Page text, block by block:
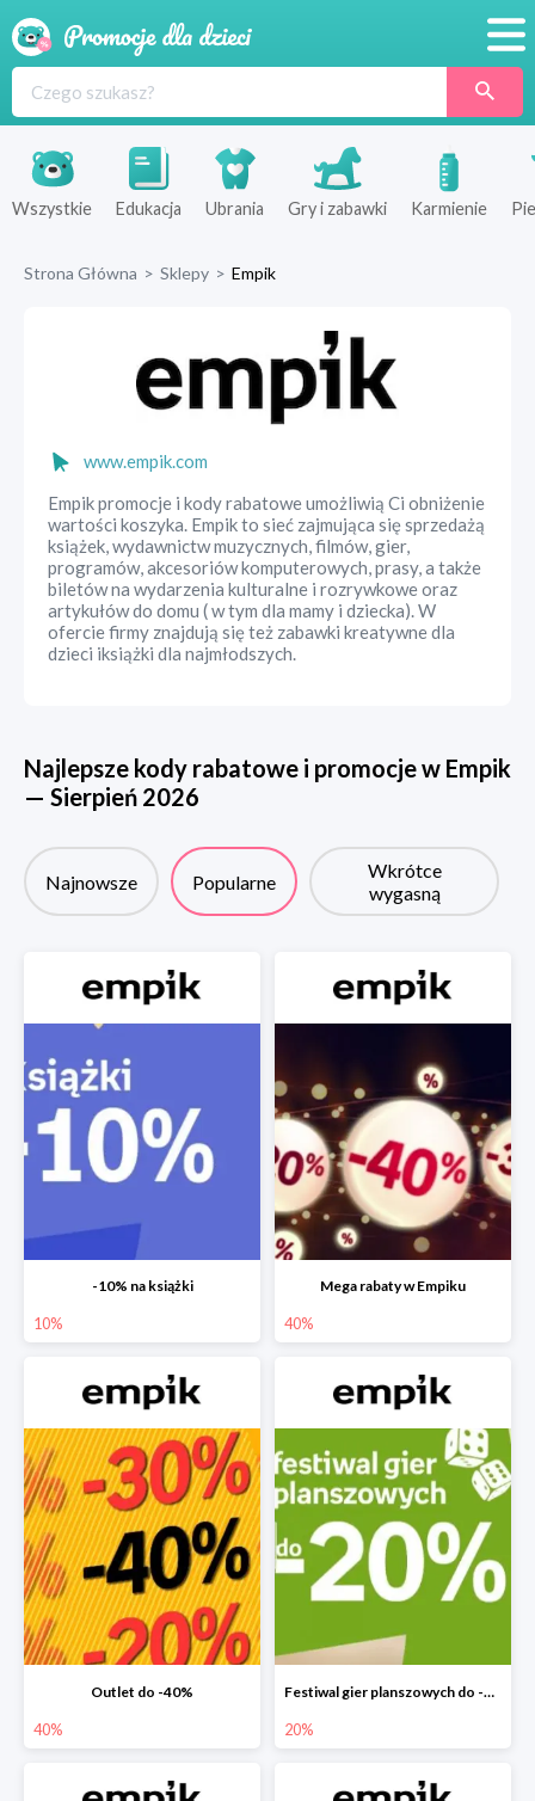
Produkty
Sklepy
Wszystkie Edukacja Ubrania Gry i zabawki Karmienie
Strona Główna > Sklepy > Empik
www.empik.com
Empik promocje i kody rabatowe umożliwią Ci obniżenie
wartości koszyka. Empik to sieć zajmująca się sprzedażą
książek, wydawnictw muzycznych, filmów, gier,
programów, akcesoriów komputerowych, prasy, a także
biletów na wydarzenia kulturalne i rozrywkowe oraz
artykułów do domu ( w tym dla mamy i dziecka). W
ofercie firmy znajdują się też zabawki kreatywne dla
dzieci iksiążki dla najmłodszych.
Najlepsze kody rabatowe i promocje w Empik
— Sierpień 2026
Najnowsze Popularne
Wkrótce
wygasną
-10% na książki
10%
Mega rabaty w Empiku
40%
Outlet do -40%
40%
Festiwal gier planszowych do -20%
20%